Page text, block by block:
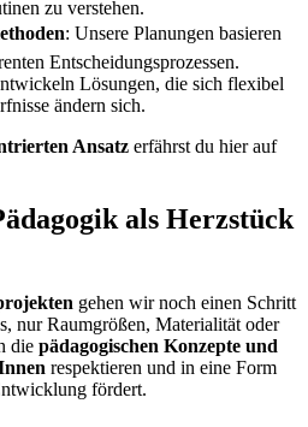
zu verstehen.
: Unsere Planungen basieren
Entscheidungsprozessen.
Lösungen, die sich flexibel
ändern sich.
Ansatz erfährst du hier auf
als Herzstück
gehen wir noch einen Schritt
nur Raumgrößen, Materialität oder
die pädagogischen Konzepte und
respektieren und in eine Form
fördert.